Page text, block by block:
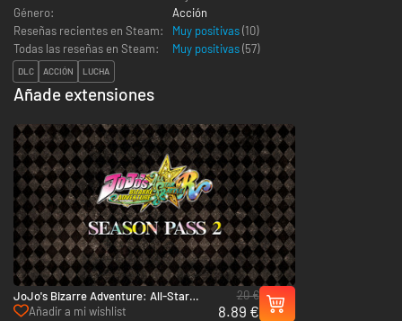
Género:
Acción
Reseñas recientes en Steam:
Muy positivas(10)
Todas las reseñas en Steam:
Muy positivas(57)
DLC ACCIÓN LUCHA
Añade extensiones
JoJo's Bizarre Adventure: All-Star
Battle R Pase de Temporada - PC
Añadir a mi wishlist
20 €
8.89 €